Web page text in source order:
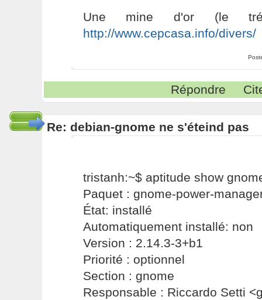
Une mine d'or (le
http://www.cepcasa.info/divers/
Répondre
Re: debian-gnome ne s'éteind pas
tristanh:~$ aptitude show
Paquet : gnome-power-
État: installé
Automatiquement installé: non
Version : 2.14.3-3+b1
Priorité : optionnel
Section : gnome
Responsable : Riccardo Setti